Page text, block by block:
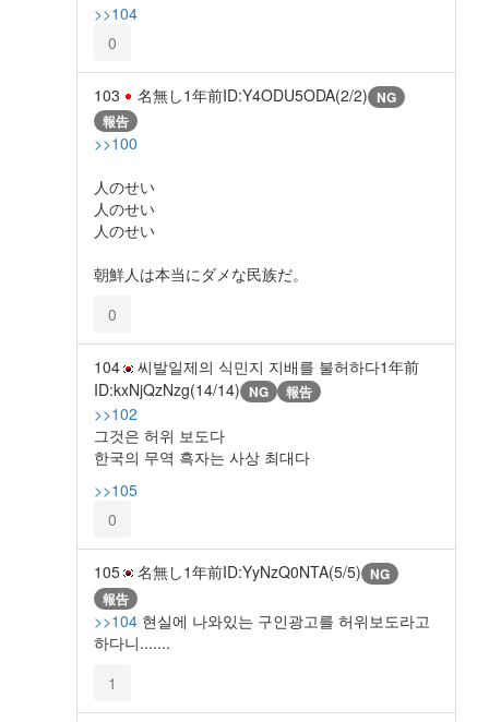
>>104
0
103 名無し1年前ID:Y4ODU5ODA(2/2) NG
報告
>>100
人のせい
人のせい
人のせい
朝鮮人は本当にダメな民族だ。
0
104 씨발일제의 식민지 지배를 불허하다1年前
ID:kxNjQzNzg(14/14) NG 報告
>>102
그것은 허위 보도다
한국의 무역 흑자는 사상 최대다
>>105
0
105 名無し1年前ID:YyNzQ0NTA(5/5) NG
報告
>>104 현실에 나와있는 구인광고를 허위보도라고
하다니.......
1